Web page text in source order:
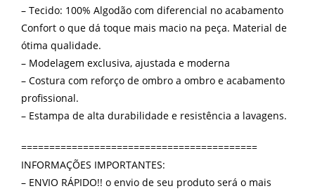
– Tecido: 100% Algodão com diferencial no acabamento
Confort o que dá toque mais macio na peça. Material de
ótima qualidade.
– Modelagem exclusiva, ajustada e moderna
– Costura com reforço de ombro a ombro e acabamento
profissional.
– Estampa de alta durabilidade e resistência a lavagens.
==========================================
INFORMAÇÕES IMPORTANTES:
– ENVIO RÁPIDO!! o envio de seu produto será o mais